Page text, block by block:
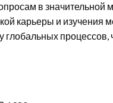
в значительной
карьеры и
процессов,